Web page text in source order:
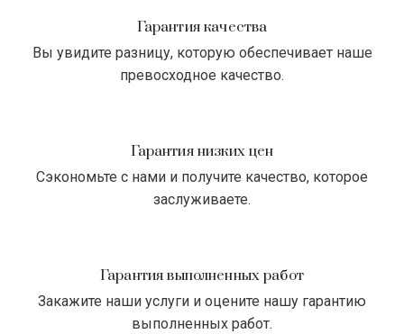
Гарантия качества
Вы увидите разницу, которую обеспечивает наше
превосходное качество.
Гарантия низких цен
Сэкономьте с нами и получите качество, которое
заслуживаете.
Гарантия выполненных работ
Закажите наши услуги и оцените нашу гарантию
выполненных работ.